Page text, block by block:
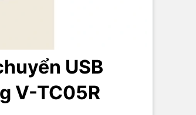
USB
V-TC05R